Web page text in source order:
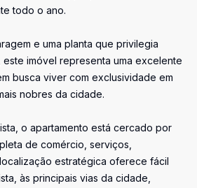
todo o ano.
e uma planta que privilegia
imóvel representa uma excelente
busca viver com exclusividade em
nobres da cidade.
o apartamento está cercado por
de comércio, serviços,
estratégica oferece fácil
às principais vias da cidade,